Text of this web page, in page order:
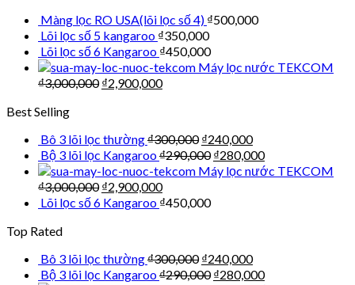
Màng lọc RO USA(lõi lọc số 4) ₫500,000
Lõi lọc số 5 kangaroo ₫350,000
Lõi lọc số 6 Kangaroo ₫450,000
Máy lọc nước TEKCOM
₫3,000,000 ₫2,900,000
Best Selling
Bô 3 lõi lọc thường₫300,000 ₫240,000
Bộ 3 lõi lọc Kangaroo₫290,000 ₫280,000
Máy lọc nước TEKCOM
₫3,000,000 ₫2,900,000
Lõi lọc số 6 Kangaroo ₫450,000
Top Rated
Bô 3 lõi lọc thường₫300,000 ₫240,000
Bộ 3 lõi lọc Kangaroo₫290,000 ₫280,000